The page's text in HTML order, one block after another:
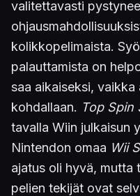
valitettavasti
kolikkopelimaista.
palauttamista on
saa aikaiseksi,
kohdallaan. Top Spin
tavalla Wiin julkaisun
Nintendon omaa Wii
ajatus oli hyvä, mutta
pelien tekijät ovat